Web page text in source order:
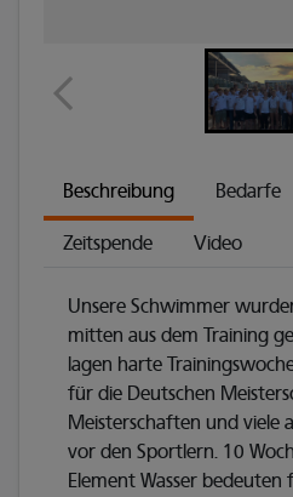
Beschreibung Bedarfe
Zeitspende Video
Unsere Schwimmer
mitten aus dem Training
lagen harte
für die Deutschen
Meisterschaften und viele
vor den Sportlern. 10
Element Wasser bedeuten